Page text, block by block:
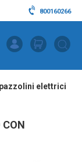
800160266
elettrici